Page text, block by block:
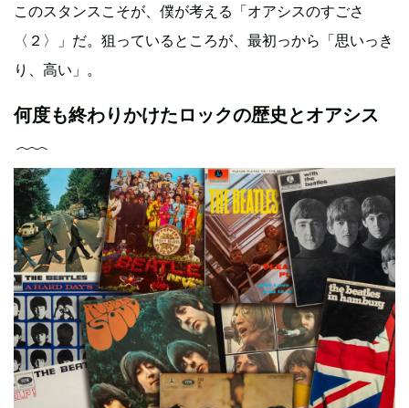
このスタンスこそが、僕が考える「オアシスのすごさ
〈２〉」だ。狙っているところが、最初っから「思いっき
り、高い」。
何度も終わりかけたロックの歴史とオアシス